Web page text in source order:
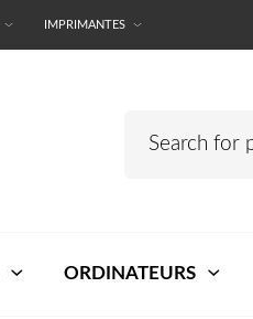
IMPRIMANTES
ORDINATEURS